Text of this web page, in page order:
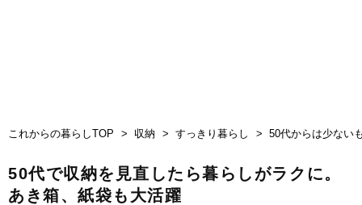
これからの暮らしTOP 収納 すっきり暮らし 50代からは少ない
50代で収納を見直したら暮らしがラクに。
あき箱、紙袋も大活躍